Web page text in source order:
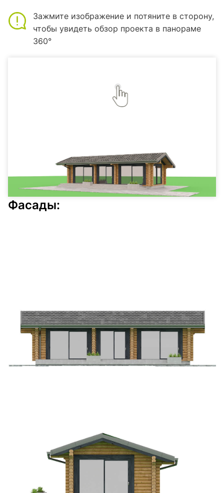
Зажмите изображение и потяните в сторону,
чтобы увидеть обзор проекта в панораме
360°
Фасады: